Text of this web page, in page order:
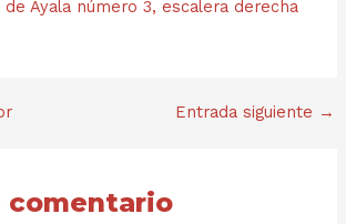
Ayala número 3, escalera derecha
Entrada siguiente →
comentario